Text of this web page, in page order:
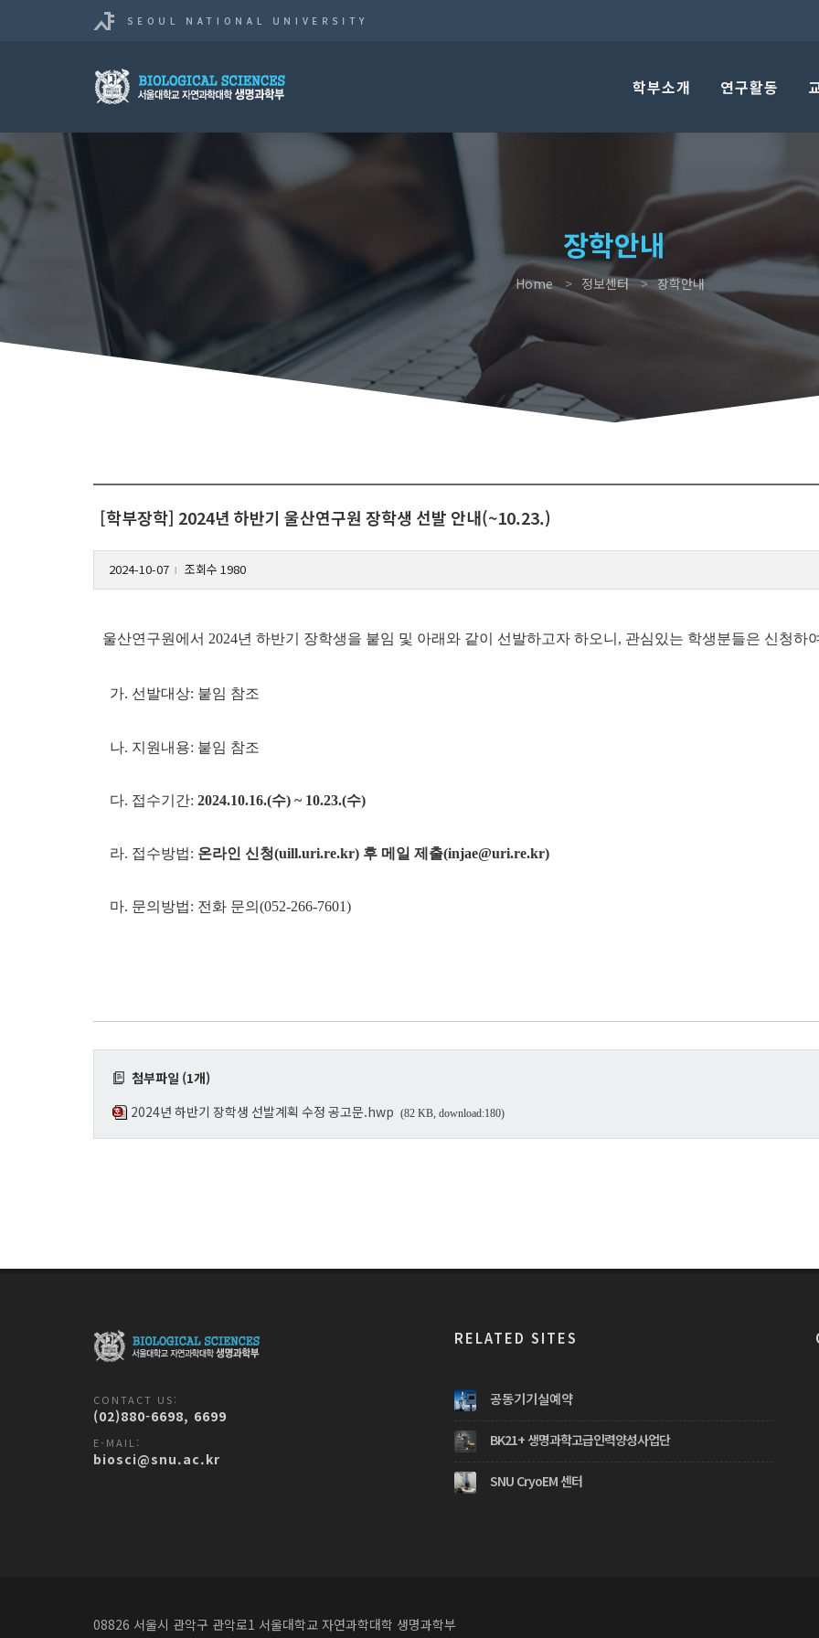
학부소개 연구활동
장학안내
Home 정보센터 장학안내
[학부장학] 2024년 하반기 울산연구원 장학생 선발 안내(~10.23.)
2024-10-07 l 조회수 1980
울산연구원에서 2024년 하반기 장학생을 붙임 및 아래와 같이 선발하고자 하오니, 관심있는 학생분들은 신청하
가. 선발대상: 붙임 참조
나. 지원내용: 붙임 참조
다. 접수기간: 2024.10.16.(수) ~ 10.23.(수)
라. 접수방법: 온라인 신청(uill.uri.re.kr) 후 메일 제출(injae@uri.re.kr)
마. 문의방법: 전화 문의(052-266-7601)
첨부파일 (1개)
2024년 하반기 장학생 선발계획 수정 공고문.hwp (82 KB, download:180)
CONTACT US:
(02)880-6698, 6699
E-MAIL:
biosci@snu.ac.kr
RELATED SITES
공동기기실예약
BK21+ 생명과학고급인력양성사업단
SNU CryoEM 센터
08826 서울시 관악구 관악로1 서울대학교 자연과학대학 생명과학부